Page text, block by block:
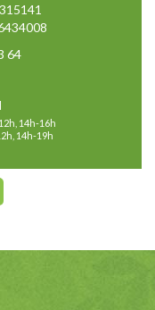
64
14h-16h
14h-19h